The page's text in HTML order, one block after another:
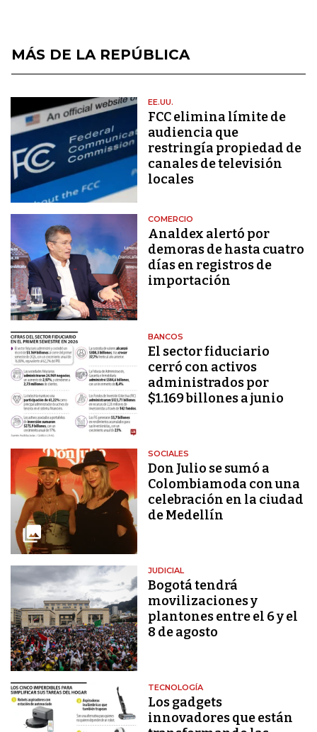
MÁS DE LA REPÚBLICA
EE.UU.
FCC elimina límite de
audiencia que
restringía propiedad de
canales de televisión
locales
COMERCIO
Analdex alertó por
demoras de hasta cuatro
días en registros de
importación
BANCOS
El sector fiduciario
cerró con activos
administrados por
$1.169 billones a junio
SOCIALES
Don Julio se sumó a
Colombiamoda con una
celebración en la ciudad
de Medellín
JUDICIAL
Bogotá tendrá
movilizaciones y
plantones entre el 6 y el
8 de agosto
TECNOLOGÍA
Los gadgets
innovadores que están